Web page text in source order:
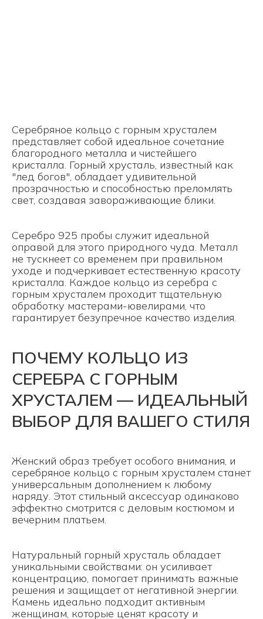
Серебряное кольцо с горным хрусталем
представляет собой идеальное сочетание
благородного металла и чистейшего
кристалла. Горный хрусталь, известный как
"лед богов", обладает удивительной
прозрачностью и способностью преломлять
свет, создавая завораживающие блики.
Серебро 925 пробы служит идеальной
оправой для этого природного чуда. Металл
не тускнеет со временем при правильном
уходе и подчеркивает естественную красоту
кристалла. Каждое кольцо из серебра с
горным хрусталем проходит тщательную
обработку мастерами-ювелирами, что
гарантирует безупречное качество изделия.
ПОЧЕМУ КОЛЬЦО ИЗ
СЕРЕБРА С ГОРНЫМ
ХРУСТАЛЕМ — ИДЕАЛЬНЫЙ
ВЫБОР ДЛЯ ВАШЕГО СТИЛЯ
Женский образ требует особого внимания, и
серебряное кольцо с горным хрусталем станет
универсальным дополнением к любому
наряду. Этот стильный аксессуар одинаково
эффектно смотрится с деловым костюмом и
вечерним платьем.
Натуральный горный хрусталь обладает
уникальными свойствами: он усиливает
концентрацию, помогает принимать важные
решения и защищает от негативной энергии.
Камень идеально подходит активным
женщинам, которые ценят красоту и